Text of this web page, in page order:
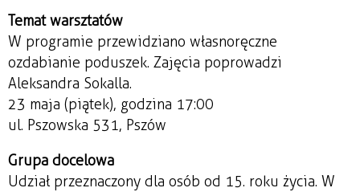
Temat warsztatów
W programie przewidziano własnoręczne
ozdabianie poduszek. Zajęcia poprowadzi
Aleksandra Sokalla.
23 maja (piątek), godzina 17:00
ul. Pszowska 531, Pszów
Grupa docelowa
Udział przeznaczony dla osób od 15. roku życia. W